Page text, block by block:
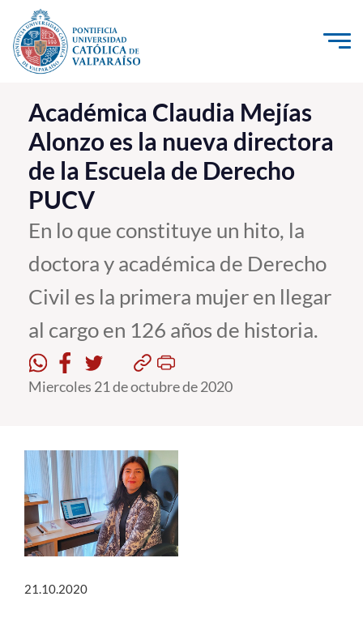
Click acá para ir directamente al contenido
La Universidad
Investigación, Creación e Innovación
PUCV Internacional
Vinculación con el Medio
Admisión
Pregrado
Postgrado
Formación Continua
Funcionarios
Alumni
Académica Claudia Mejías
Alonzo es la nueva directora
de la Escuela de Derecho
PUCV
En lo que constituye un hito, la
doctora y académica de Derecho
Civil es la primera mujer en llegar
al cargo en 126 años de historia.
Miercoles 21 de octubre de 2020
21.10.2020